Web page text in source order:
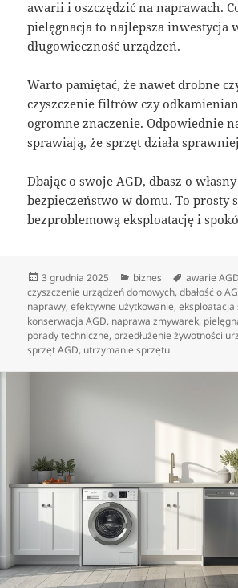
awarii i oszczędzić na naprawach.
pielęgnacja to najlepsza inwestycja
długowieczność urządzeń.
Warto pamiętać, że nawet drobne
czyszczenie filtrów czy
ogromne znaczenie. Odpowiednie
sprawiają, że sprzęt działa
Dbając o swoje AGD, dbasz o
bezpieczeństwo w domu. To prosty
bezproblemową eksploatację i
Data
publikacji
3 grudnia 2025 Kategorie
biznes Tagi
awarie AGD
czyszczenie urządzeń domowych,dbałość o
naprawy,efektywne użytkowanie,
konserwacja AGD, naprawa zmywarek,
porady techniczne, przedłużenie żywotności
sprzęt AGD, utrzymanie sprzętu